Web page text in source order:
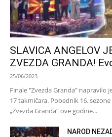
SLAVICA ANGELOV
ZVEZDA GRANDA!
25/06/2023
Finale "Zvezda Granda" napravilo
17 takmičara. Pobednik 16.
„Zvezda Granda“ ove godine...
NAROD